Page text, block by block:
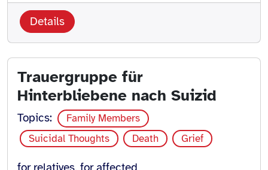
Details
Trauergruppe für
Hinterbliebene nach Suizid
Topics:
Family Members
Suicidal Thoughts
Death Grief